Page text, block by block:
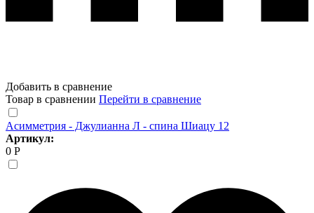
Добавить в сравнение
Товар в сравнении Перейти в сравнение
Асимметрия - Джулианна Л - спина Шиацу 12
Артикул:
0 Р